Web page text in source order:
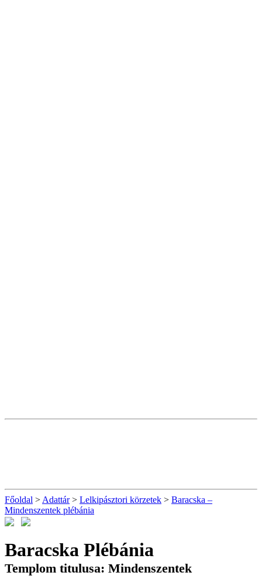
Főoldal > Adattár> Lelkipásztori körzetek > Baracska –
Mindenszentek plébánia
Baracska Plébánia
Templom titulusa: Mindenszentek